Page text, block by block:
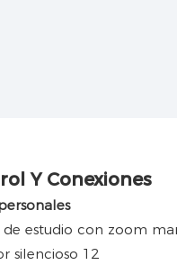
Y Conexiones